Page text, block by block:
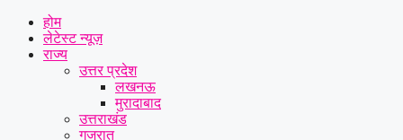
होम
लेटेस्ट न्यूज़
राज्य
उत्तर प्रदेश
लखनऊ
मुरादाबाद
उत्तराखंड
गुजरात